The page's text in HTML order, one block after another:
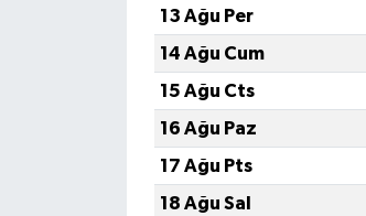
13 Ağu Per
14 Ağu Cum
15 Ağu Cts
16 Ağu Paz
17 Ağu Pts
18 Ağu Sal